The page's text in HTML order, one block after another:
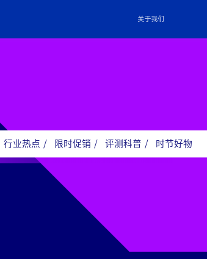
关于我们
行业热点 / 限时促销 / 评测科普 / 时节好物